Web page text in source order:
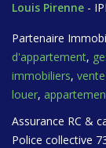
Louis Pirenne -
Partenaire
d'appartement,
immobiliers,
louer,
Assurance RC &
Police collective